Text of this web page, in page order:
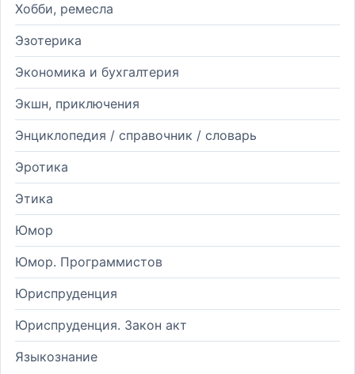
Хобби, ремесла
Эзотерика
Экономика и бухгалтерия
Экшн, приключения
Энциклопедия / справочник / словарь
Эротика
Этика
Юмор
Юмор. Программистов
Юриспруденция
Юриспруденция. Закон акт
Языкознание